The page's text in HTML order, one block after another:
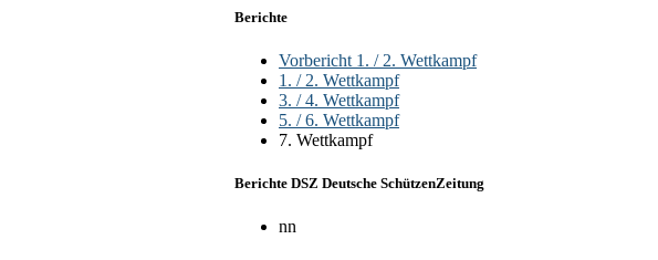
Berichte
Vorbericht 1. / 2. Wettkampf
1. / 2. Wettkampf
3. / 4. Wettkampf
5. / 6. Wettkampf
7. Wettkampf
Berichte DSZ Deutsche SchützenZeitung
nn